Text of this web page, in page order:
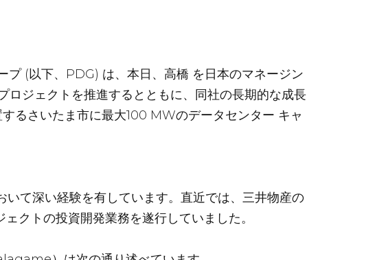
プ (以下、PDG) は、本日、高橋 を日本のマネージン
ジェクトを推進するとともに、同社の長期的な成長
るさいたま市に最大100 MWのデータセンター キャ
て深い経験を有しています。直近では、三井物産の
クトの投資開発業務を遂行していました。